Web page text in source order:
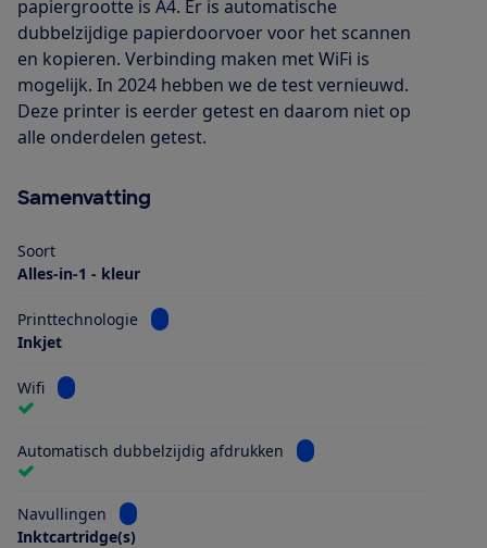
papiergrootte is A4. Er is automatische
dubbelzijdige papierdoorvoer voor het scannen
en kopieren. Verbinding maken met WiFi is
mogelijk. In 2024 hebben we de test vernieuwd.
Deze printer is eerder getest en daarom niet op
alle onderdelen getest.
Samenvatting
Soort
Alles-in-1 - kleur
Printtechnologie
Bekijk informatie voor Printtechnologie
Inkjet
Wifi Bekijk informatie voor Wifi
Automatisch dubbelzijdig afdrukken Bekijk informatie voor
Navullingen
Bekijk informatie voor Navullingen
Inktcartridge(s)